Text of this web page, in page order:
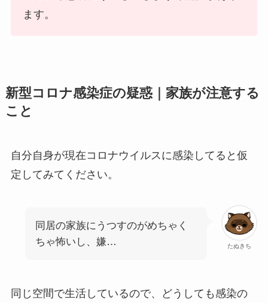
ます。
新型コロナ感染症の疑惑｜家族が注意する
こと
自分自身が現在コロナウイルスに感染してると仮
定してみてください。
たぬきち
同居の家族にうつすのがめちゃく
ちゃ怖いし、嫌…
同じ空間で生活しているので、どうしても感染の